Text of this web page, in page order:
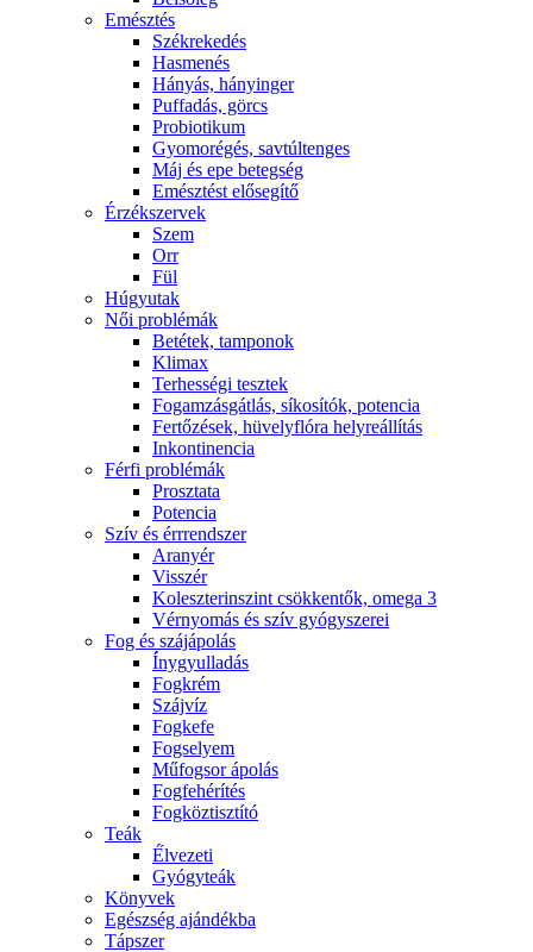
Emésztés
Székrekedés
Hasmenés
Hányás, hányinger
Puffadás, görcs
Probiotikum
Gyomorégés, savtúltenges
Máj és epe betegség
Emésztést elősegítő
Érzékszervek
Szem
Orr
Fül
Húgyutak
Női problémák
Betétek, tamponok
Klimax
Terhességi tesztek
Fogamzásgátlás, síkosítók, potencia
Fertőzések, hüvelyflóra helyreállítás
Inkontinencia
Férfi problémák
Prosztata
Potencia
Szív és érrrendszer
Aranyér
Visszér
Koleszterinszint csökkentők, omega 3
Vérnyomás és szív gyógyszerei
Fog és szájápolás
Í́nygyulladás
Fogkrém
Szájvíz
Fogkefe
Fogselyem
Műfogsor ápolás
Fogfehérítés
Fogköztisztító
Teák
É́lvezeti
Gyógyteák
Könyvek
Egészség ajándékba
Tápszer